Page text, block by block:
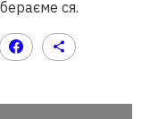
ся.